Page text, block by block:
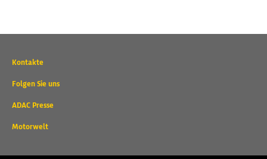
Wichtige
und
Links
Kontakte
Folgen Sie uns
ADAC Presse
Motorwelt